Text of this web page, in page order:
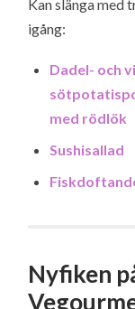
Kan slänga med
igång:
Dadel- och
med rödlök
Sushisallad
Nyfiken